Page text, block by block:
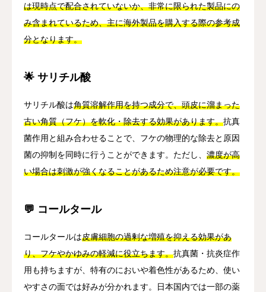
は現時点で配合されていないか、非常に限られた製品にの
み含まれているため、主に海外製品を購入する際の参考成
分となります。
🌟 サリチル酸
サリチル酸は角質溶解作用を持つ成分で、頭皮に溜まった
古い角質（フケ）を軟化・除去する効果があります。抗真
菌作用と組み合わせることで、フケの物理的な除去と原因
菌の抑制を同時に行うことができます。ただし、 濃度が高
い場合は刺激が強くなることがあるため注意が必要です。
💬 コールタール
コールタールは皮膚細胞の過剰な増殖を抑える効果があ
り、フケやかゆみの軽減に役立ちます。抗真菌・抗炎症作
用も持ちますが、特有のにおいや着色性があるため、使い
やすさの面では好みが分かれます。日本国内では一部の薬